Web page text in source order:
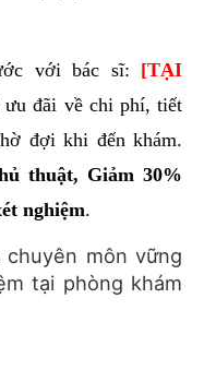
với bác sĩ: [TẠI
đãi về chi phí, tiết
đợi khi đến khám.
thuật, Giảm 30%
nghiệm.
môn vững
tại phòng khám